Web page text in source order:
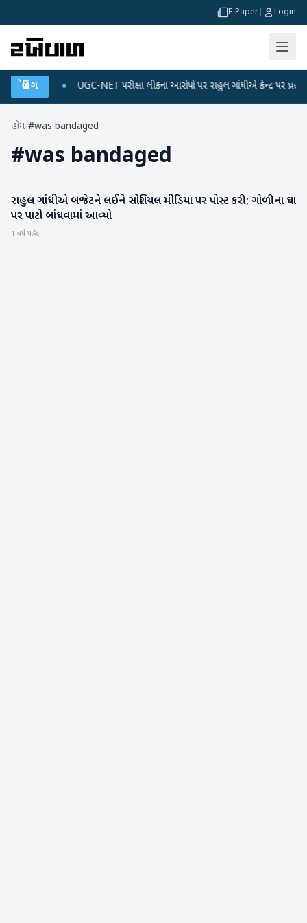
E-Paper Login
બ્રેકિંગ
પ્લાન UGC-NET પરીક્ષા લીકના આરોપો પર રાહુલ ગાંધીએ કેન્દ્ર પર પ્રહાર
હોમ/#was bandaged
#was bandaged
રાજકારણ
રાહુલ ગાંધીએ બજેટને લઈને સોશિયલ મીડિયા પર પોસ્ટ કરી; ગોળીના ઘા
પર પાટો બાંધવામાં આવ્યો
1 વર્ષ પહેલા